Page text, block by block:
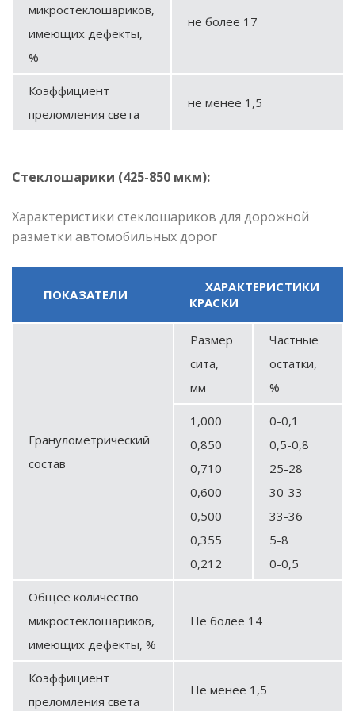
микростеклошариков,
имеющих дефекты,
%
не более 17
Коэффициент
преломления света
не менее 1,5
Стеклошарики (425-850 мкм):
Характеристики стеклошариков для дорожной
разметки автомобильных дорог
ПОКАЗАТЕЛИ
ХАРАКТЕРИСТИКИ
КРАСКИ
Гранулометрический
состав
Размер
сита,
мм
Частные
остатки,
%
1,000
0,850
0,710
0,600
0,500
0,355
0,212
0-0,1
0,5-0,8
25-28
30-33
33-36
5-8
0-0,5
Общее количество
микростеклошариков,
имеющих дефекты, %
Не более 14
Коэффициент
преломления света
Не менее 1,5